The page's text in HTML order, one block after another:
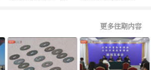
更多往期内容